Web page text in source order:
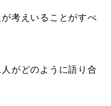
考えいることがすべ
がどのように語り合